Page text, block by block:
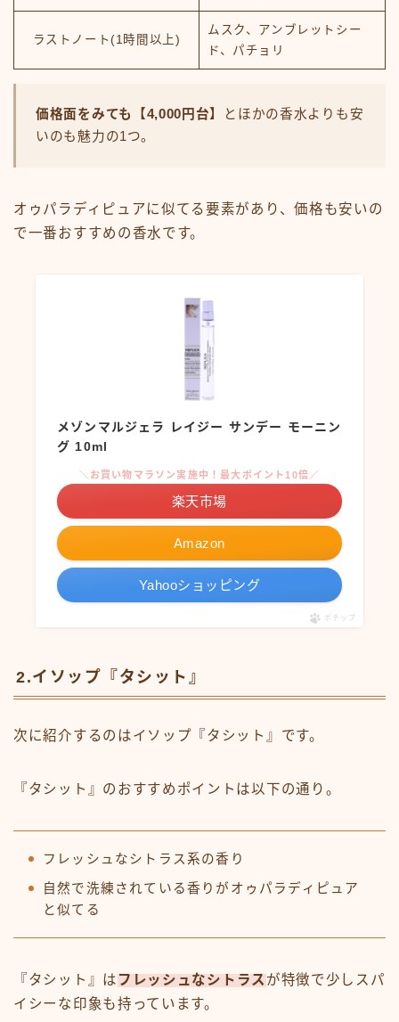
ラストノート(1時間以上)
ムスク、アンブレットシー
ド、パチョリ
価格面をみても【4,000円台】
とほかの香水よりも安
いのも魅力の1つ。
オゥパラディピュアに似てる要素があり、価格も安いの
で一番おすすめの香水です。
メゾンマルジェラ レイジー サンデー モーニン
グ 10ml
Amazon
＼お買い物マラソン実施中！最大ポイント10倍／
楽天市場
Yahooショッピング
ポチップ
2.イソップ『タシット』
次に紹介するのはイソップ『タシット』です。
『タシット』のおすすめポイントは以下の通り。
フレッシュなシトラス系の香り
自然で洗練されている香りがオゥパラディピュア
と似てる
『タシット』は フレッシュなシトラス が特徴で少しスパ
イシーな印象も持っています。